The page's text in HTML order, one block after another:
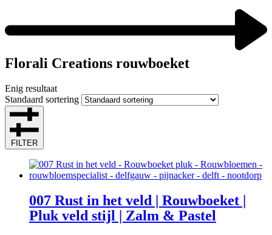
Florali Creations rouwboeket
Enig resultaat
Standaard sortering
FILTER
007 Rust in het veld | Rouwboeket |
Pluk veld stijl | Zalm & Pastel